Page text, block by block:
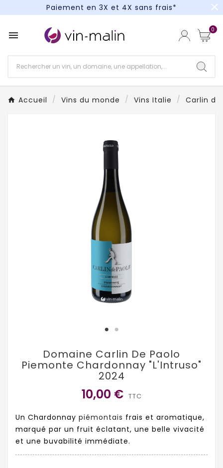
Paiement en 3X et 4X sans frais*
Paiement en 3X et 4X sans frais*
close
 0
Accueil Vins du monde Vins Italie Carlin de
Domaine Carlin De Paolo
Piemonte Chardonnay "L'Intruso"
2024
10,00 € TTC
Un Chardonnay piémontais frais et aromatique,
marqué par un fruit éclatant, une belle vivacité
et une buvabilité immédiate.